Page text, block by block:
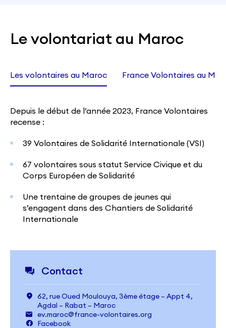
Le volontariat au Maroc
Les volontaires au Maroc France Volontaires au
Depuis le début de l’année 2023, France Volontaires
recense :
39 Volontaires de Solidarité Internationale (VSI)
67 volontaires sous statut Service Civique et du
Corps Européen de Solidarité
Une trentaine de groupes de jeunes qui
s’engagent dans des Chantiers de Solidarité
Internationale
Contact
62, rue Oued Moulouya, 3ème étage – Appt 4,
Agdal – Rabat – Maroc
ev.maroc@france-volontaires.org
Facebook